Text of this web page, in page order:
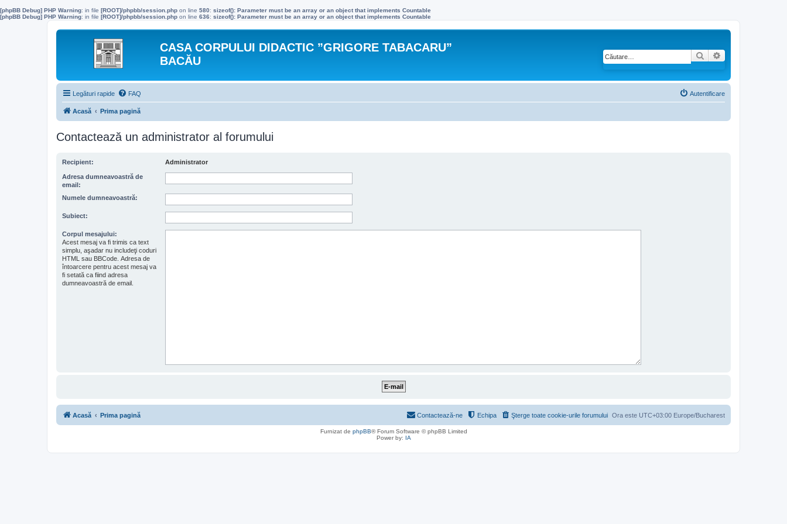
[phpBB Debug] PHP Warning: in file [ROOT]/phpbb/session.php on line 580: sizeof(): Parameter must be an array or an object that implements Countable
[phpBB Debug] PHP Warning: in file [ROOT]/phpbb/session.php on line 636: sizeof(): Parameter must be an array or an object that implements Countable
CASA CORPULUI DIDACTIC ”GRIGORE TABACARU”
BACĂU
Căutare
Legături rapide FAQ Autentificare
Acasă Prima pagină
Contactează un administrator al forumului
Recipient: Administrator
Adresa dumneavoastră de
email:
Numele dumneavoastră:
Subiect:
Corpul mesajului:
Acest mesaj va fi trimis ca text
simplu, aşadar nu includeţi coduri
HTML sau BBCode. Adresa de
întoarcere pentru acest mesaj va
fi setată ca fiind adresa
dumneavoastră de email.
Acasă Prima pagină Ora este UTC+03:00 Europe/Bucharest
Şterge toate cookie-urile forumului
Echipa
Contactează-ne
Furnizat de phpBB® Forum Software © phpBB Limited
Power by: IA